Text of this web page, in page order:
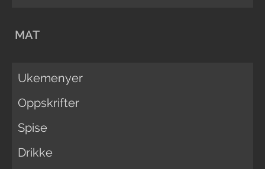
MAT
Ukemenyer
Oppskrifter
Spise
Drikke